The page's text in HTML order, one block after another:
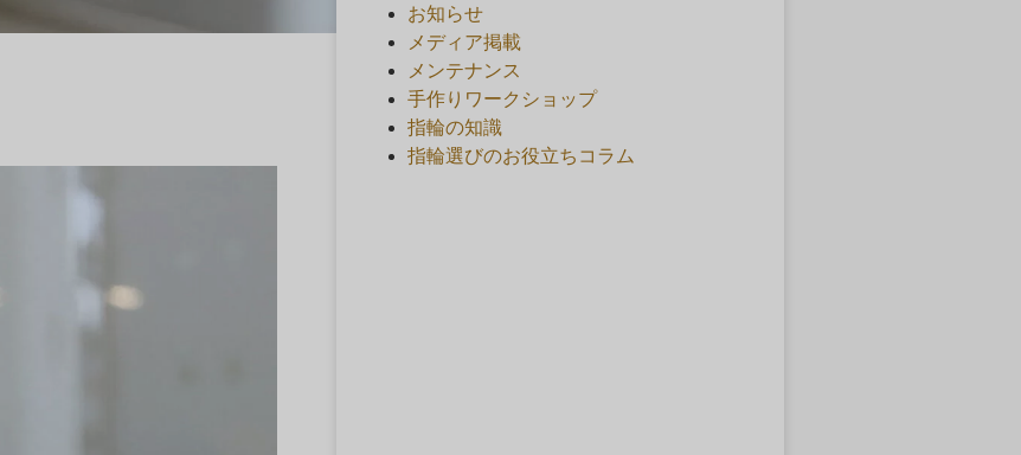
お知らせ
メディア掲載
メンテナンス
手作りワークショップ
指輪の知識
指輪選びのお役立ちコラム